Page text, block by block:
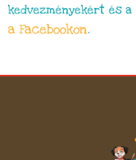
kedvezményekért és
a Facebookon.